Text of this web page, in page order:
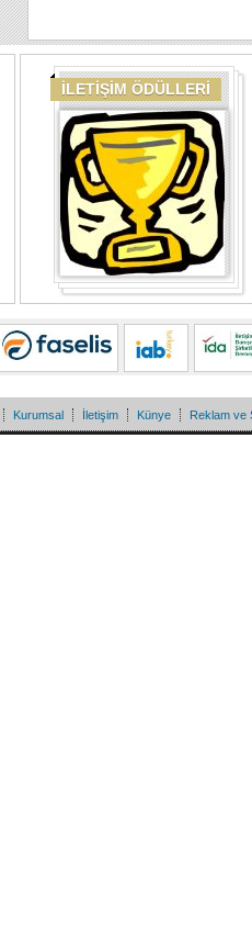
İLETİŞİM ÖDÜLLERİ
Kurumsal İletişim Künye Reklam ve